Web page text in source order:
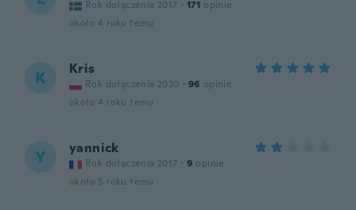
Rok dołączenia 2017 · 171 opinie
około 4 roku temu
K Kris
Rok dołączenia 2020 · 96 opinie
około 4 roku temu
Y yannick
Rok dołączenia 2017 · 9 opinie
około 5 roku temu